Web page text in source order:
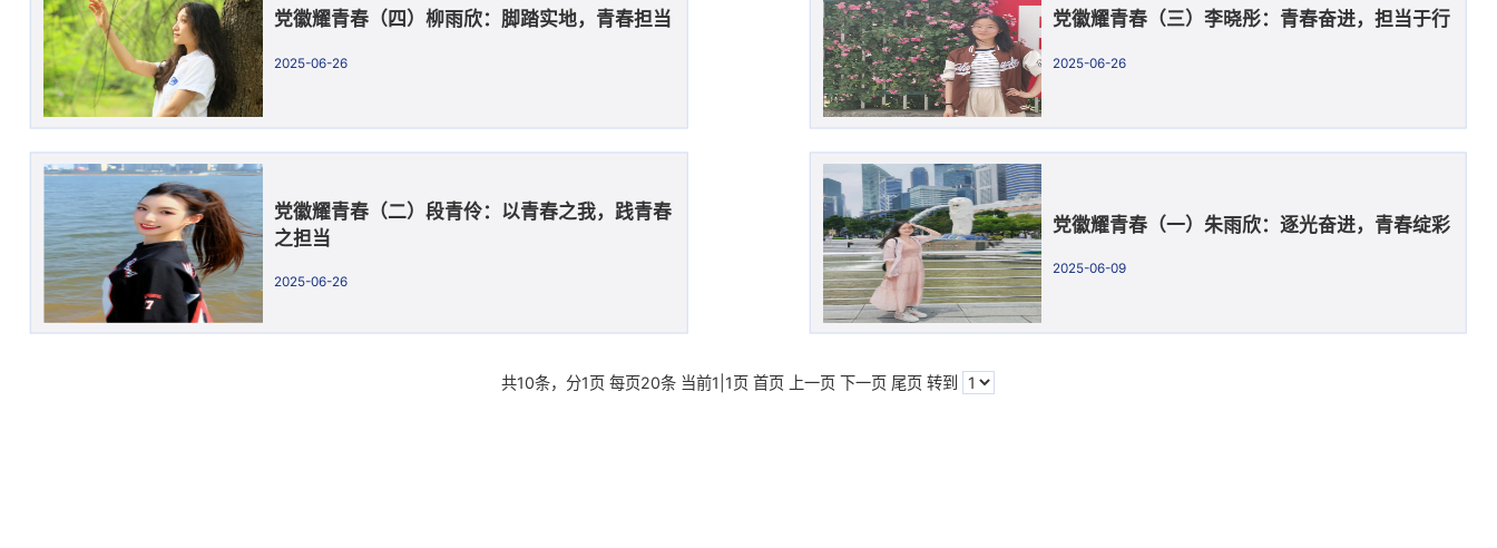
党徽耀青春（四）柳雨欣：脚踏实地，青春担当
2025-06-26
党徽耀青春（三）李晓彤：青春奋进，担当于行
2025-06-26
党徽耀青春（二）段青伶：以青春之我，践青春
之担当
2025-06-26
党徽耀青春（一）朱雨欣：逐光奋进，青春绽彩
2025-06-09
共10条，分1页 每页20条 当前1|1页首页 上一页 下一页 尾页 转到